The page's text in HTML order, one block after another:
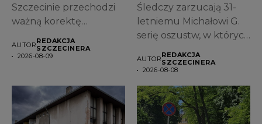
Szczecinie przechodzi
ważną korektę
zdecydowało, że...
AUTORREDAKCJA
SZCZECINERA
2026-08-09
Śledczy zarzucają 31-
letniemu Michałowi G.
serię oszustw, w których
AUTORREDAKCJA
SZCZECINERA
2026-08-08